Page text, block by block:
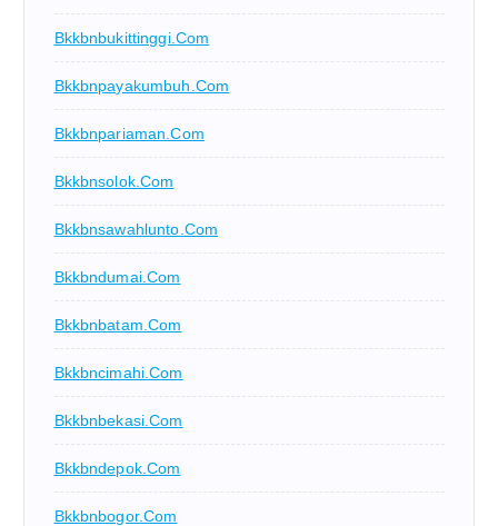
Bkkbnbukittinggi.com
Bkkbnpayakumbuh.com
Bkkbnpariaman.com
Bkkbnsolok.com
Bkkbnsawahlunto.com
Bkkbndumai.com
Bkkbnbatam.com
Bkkbncimahi.com
Bkkbnbekasi.com
Bkkbndepok.com
Bkkbnbogor.com